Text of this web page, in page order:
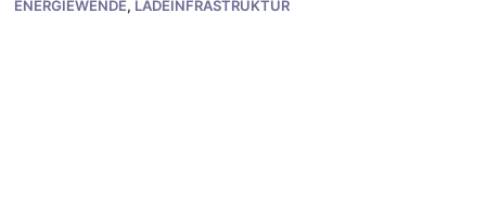
ENERGIEWENDE, LADEINFRASTRUKTUR